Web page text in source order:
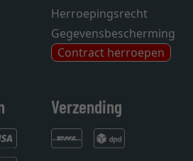
Herroepingsrecht
Gegevensbescherming
Contract herroepen
Verzending